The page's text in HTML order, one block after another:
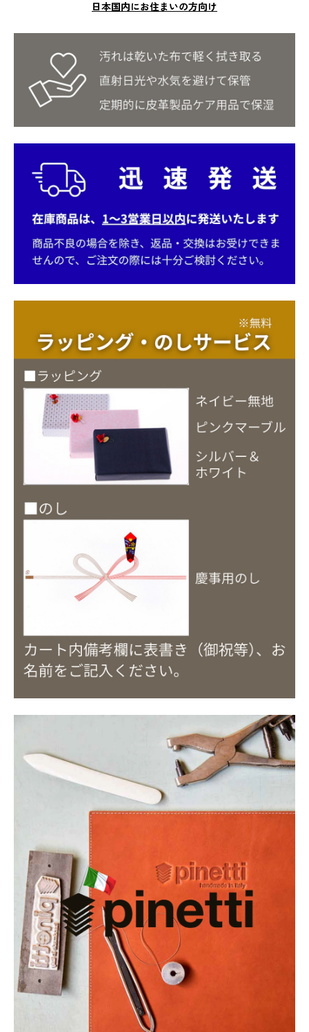
日本国内にお住まいの方向け